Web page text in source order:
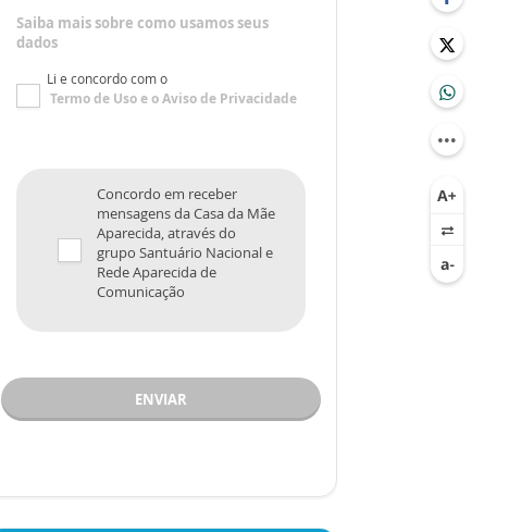
Saiba mais sobre como usamos seus
dados
Li e concordo com o
Termo de Usoe oAviso de Privacidade
Concordo em receber
mensagens da Casa da Mãe
Aparecida, através do
grupo Santuário Nacional e
Rede Aparecida de
Comunicação
ENVIAR